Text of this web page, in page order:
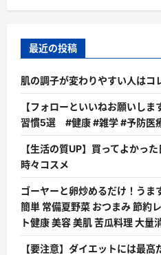
最近の投稿
肌の調子が変わりやすい人はコ
【フォローといいねお願いしま
習慣5選 #健康 #雑学 #予防医
【生活の質UP】買ってよかっ
時々コスメ
ゴーヤーと卵炒めるだけ！うま
簡単 常備夏野菜 おつまみ 節約
ト健康 美容 美肌 苦瓜料理 大量
【要注意】ダイエットには最